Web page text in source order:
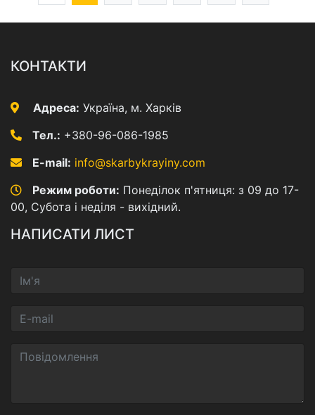
КОНТАКТИ
Адреса: Україна, м. Харків
Тел.: +380-96-086-1985
E-mail: info@skarbykrayiny.com
Режим роботи: Понеділок п'ятниця: з 09 до 17-
00, Субота і неділя - вихідний.
НАПИСАТИ ЛИСТ